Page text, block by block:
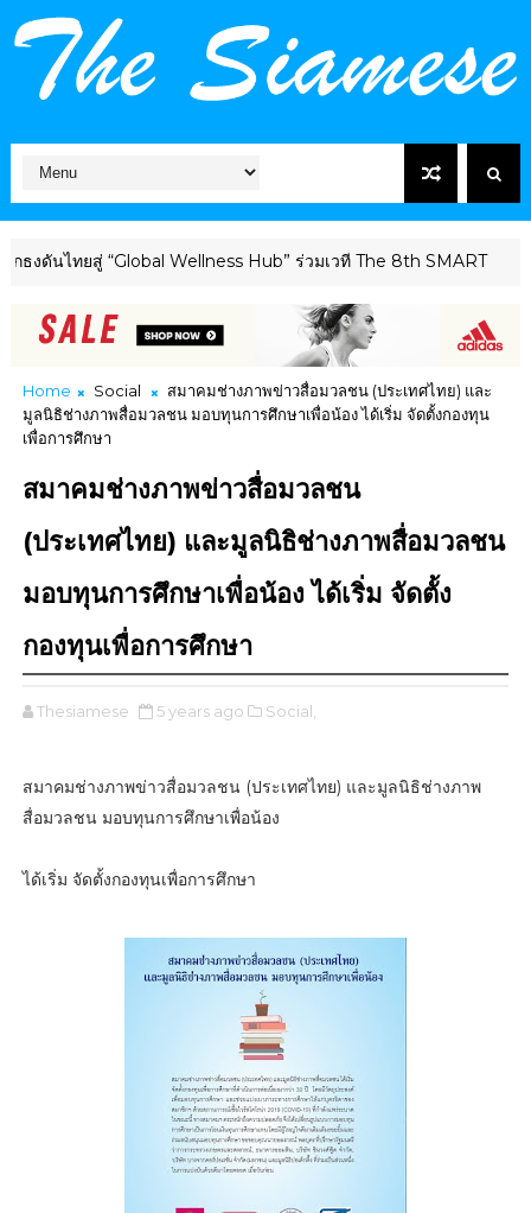
สู่ “Global Wellness Hub” ร่วมเวที The 8th SMART
Home Social
สมาคมช่างภาพข่าวสื่อมวลชน (ประเทศไทย) และ
มูลนิธิช่างภาพสื่อมวลชน มอบทุนการศึกษาเพื่อน้อง ได้เริ่ม จัดตั้งกองทุน
เพื่อการศึกษา
สมาคมช่างภาพข่าวสื่อมวลชน
(ประเทศไทย) และมูลนิธิช่างภาพสื่อมวลชน
มอบทุนการศึกษาเพื่อน้อง ได้เริ่ม จัดตั้ง
กองทุนเพื่อการศึกษา
Thesiamese 5 years ago Social,
สมาคมช่างภาพข่าวสื่อมวลชน (ประเทศไทย) และมูลนิธิช่างภาพ
สื่อมวลชน มอบทุนการศึกษาเพื่อน้อง
ได้เริ่ม จัดตั้งกองทุนเพื่อการศึกษา